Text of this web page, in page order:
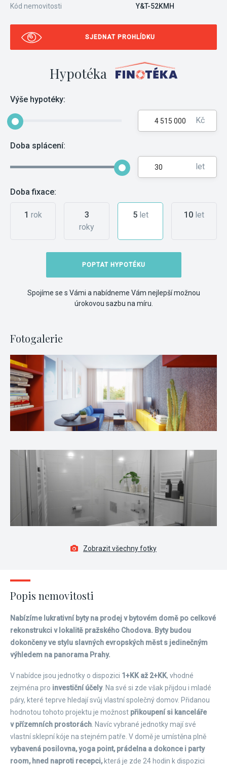
Kód nemovitosti Y&T-52KMH
SJEDNAT PROHLÍDKU
Hypotéka
Výše hypotéky:
Kč
Doba splácení:
let
Doba fixace:
1 rok
3
roky
5let 10 let
POPTAT HYPOTÉKU
Spojíme se s Vámi a nabídneme Vám nejlepší možnou
úrokovou sazbu na míru.
Fotogalerie
Zobrazit všechny fotky
Popis nemovitosti
Nabízíme lukrativní byty na prodej v bytovém domě po celkové
rekonstrukci v lokalitě pražského Chodova. Byty budou
dokončeny ve stylu slavných evropských měst s jedinečným
výhledem na panorama Prahy.
V nabídce jsou jednotky o dispozici 1+KK až 2+KK, vhodné
zejména pro investiční účely. Na své si zde však přijdou i mladé
páry, které teprve hledají svůj vlastní společný domov. Přidanou
hodnotou tohoto projektu je možnost přikoupení si kanceláře
v přízemních prostorách . Navíc vybrané jednotky mají své
vlastní sklepní kóje na stejném patře. V domě je umístěna plně
vybavená posilovna, yoga point, prádelna a dokonce i party
room, hned naproti recepci,která je zde 24 hodin k dispozici